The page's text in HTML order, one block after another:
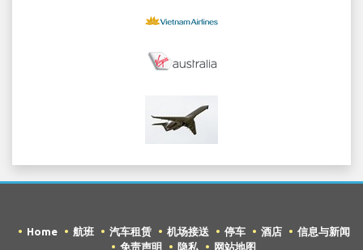
Home 航班 汽车租赁 机场接送 停车 酒店
信息与新闻
免责声明
隐私 网站地图